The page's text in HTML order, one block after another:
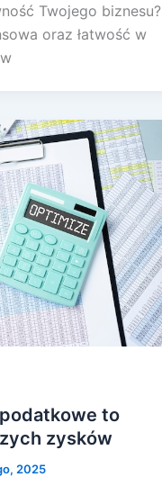
Twojego biznesu?
oraz łatwość w
to
zysków
2025